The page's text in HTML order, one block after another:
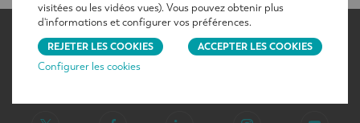
visitées ou les vidéos vues). Vous pouvez obtenir plus
d'informations et configurer vos préférences.
REJETER LES COOKIES
ACCEPTER LES COOKIES
Configurer les cookies